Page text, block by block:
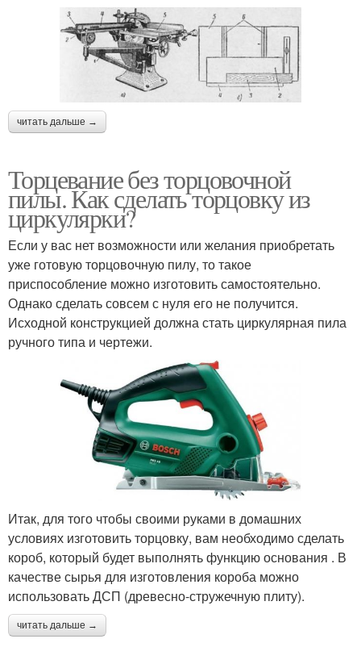
читать дальше →
Торцевание без торцовочной
пилы. Как сделать торцовку из
циркулярки?
Если у вас нет возможности или желания приобретать
уже готовую торцовочную пилу, то такое
приспособление можно изготовить самостоятельно.
Однако сделать совсем с нуля его не получится.
Исходной конструкцией должна стать циркулярная пила
ручного типа и чертежи.
Итак, для того чтобы своими руками в домашних
условиях изготовить торцовку, вам необходимо сделать
короб, который будет выполнять функцию основания . В
качестве сырья для изготовления короба можно
использовать ДСП (древесно-стружечную плиту).
читать дальше →